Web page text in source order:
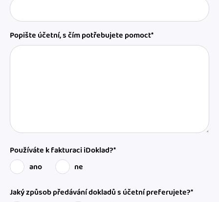
Popište účetní, s čím potřebujete pomoct*
Používáte k fakturaci iDoklad?*
ano
ne
Jaký způsob předávání dokladů s účetní preferujete?*